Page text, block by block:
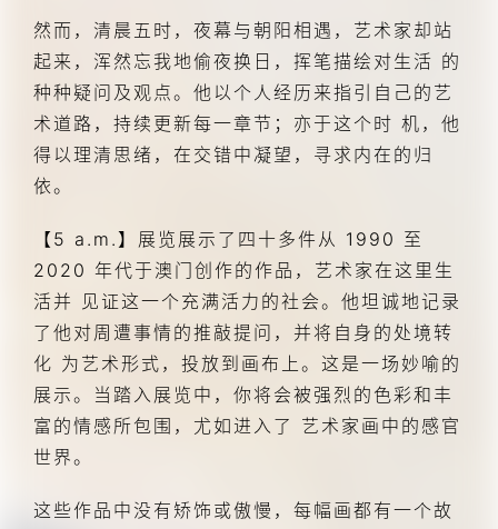
然而，清晨五时，夜幕与朝阳相遇，艺术家却站
起来，浑然忘我地偷夜换日，挥笔描绘对生活 的
种种疑问及观点。他以个人经历来指引自己的艺
术道路，持续更新每一章节；亦于这个时 机，他
得以理清思绪，在交错中凝望，寻求内在的归
依。
【5 a.m.】展览展示了四十多件从 1990 至
2020 年代于澳门创作的作品，艺术家在这里生
活并 见证这一个充满活力的社会。他坦诚地记录
了他对周遭事情的推敲提问，并将自身的处境转
化 为艺术形式，投放到画布上。这是一场妙喻的
展示。当踏入展览中，你将会被强烈的色彩和丰
富的情感所包围，尤如进入了 艺术家画中的感官
世界。
这些作品中没有矫饰或傲慢，每幅画都有一个故